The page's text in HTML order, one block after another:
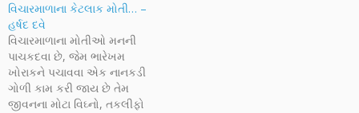
વિચારમાળાના કેટલાક મોતી… –
હર્ષદ દવે
વિચારમાળાના મોતીઓ મનની
પાચકદવા છે, જેમ ભારેખમ
ખોરાકને પચાવવા એક નાનકડી
ગોળી કામ કરી જાય છે તેમ
જીવનના મોટા વિઘ્નો, તકલીફો